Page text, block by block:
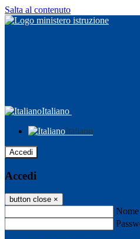
Salta al contenuto
Italiano
Italiano
Accedi
Accedi
button close ×